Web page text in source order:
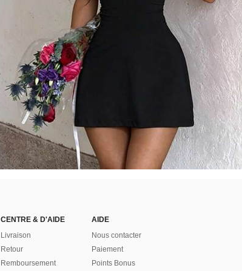
CENTRE & D'AIDE
Livraison
Retour
Remboursement
AIDE
Nous contacter
Paiement
Points Bonus